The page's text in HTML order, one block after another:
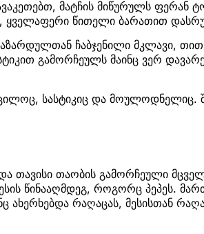
მატჩის მიწურულს ფერან
ყველაფერი წითელი ბარათით
ჩაბჯენილი მკლავი,
გამორჩეულს მაინც ვერ
სასტიკიც და მოულოდნელიც.
თაობის გამორჩეული
წინააღმდეგ, როგორც პეპეს.
ახერხებდა რაღაცას, მესისთან